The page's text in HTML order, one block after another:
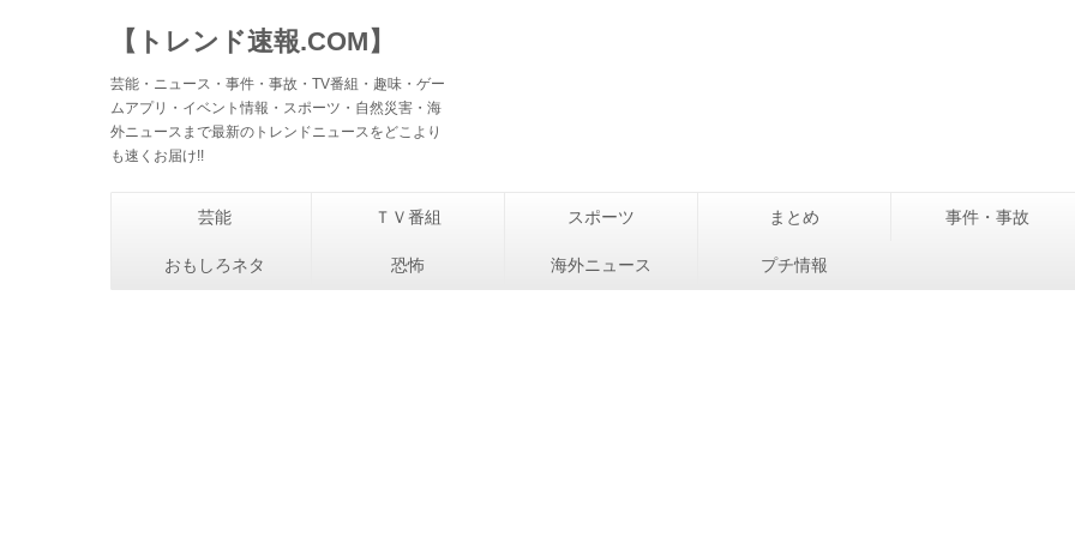
【トレンド速報.COM】
芸能・ニュース・事件・事故・TV番組・趣味・ゲー
ムアプリ・イベント情報・スポーツ・自然災害・海
外ニュースまで最新のトレンドニュースをどこより
も速くお届け!!
芸能 ＴＶ番組 スポーツ まとめ 事件・事故
おもしろネタ 恐怖 海外ニュース プチ情報